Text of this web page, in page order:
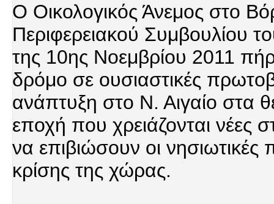
O Οικολογικός Άνεμος στο
Περιφερειακού Συμβουλίου
της 10ης Νοεμβρίου 2011
δρόμο σε ουσιαστικές
ανάπτυξη στο Ν. Αιγαίο στα
εποχή που χρειάζονται νέες
να επιβιώσουν οι νησιωτικές
κρίσης της χώρας.